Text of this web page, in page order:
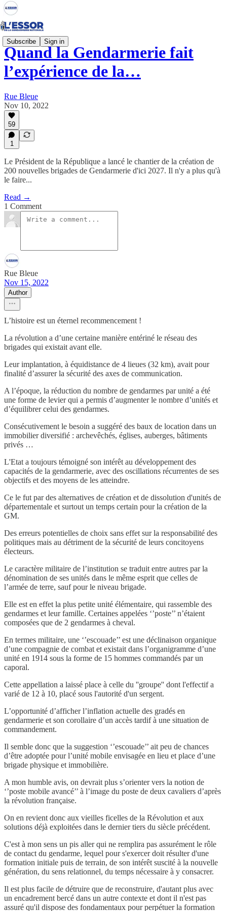
Subscribe Sign in
Quand la Gendarmerie fait
l’expérience de la…
Rue Bleue
Nov 10, 2022
59
1
Le Président de la République a lancé le chantier de la création de
200 nouvelles brigades de Gendarmerie d'ici 2027. Il n'y a plus qu'à
le faire...
Read →
1 Comment
Rue Bleue
Nov 15, 2022
Author
L’histoire est un éternel recommencement !
La révolution a d’une certaine manière entériné le réseau des
brigades qui existait avant elle.
Leur implantation, à équidistance de 4 lieues (32 km), avait pour
finalité d’assurer la sécurité des axes de communication.
A l’époque, la réduction du nombre de gendarmes par unité a été
une forme de levier qui a permis d’augmenter le nombre d’unités et
d’équilibrer celui des gendarmes.
Consécutivement le besoin a suggéré des baux de location dans un
immobilier diversifié : archevêchés, églises, auberges, bâtiments
privés …
L'Etat a toujours témoigné son intérêt au développement des
capacités de la gendarmerie, avec des oscillations récurrentes de ses
objectifs et des moyens de les atteindre.
Ce le fut par des alternatives de création et de dissolution d'unités de
départementale et surtout un temps certain pour la création de la
GM.
Des erreurs potentielles de choix sans effet sur la responsabilité des
politiques mais au détriment de la sécurité de leurs concitoyens
électeurs.
Le caractère militaire de l’institution se traduit entre autres par la
dénomination de ses unités dans le même esprit que celles de
l’armée de terre, sauf pour le niveau brigade.
Elle est en effet la plus petite unité élémentaire, qui rassemble des
gendarmes et leur famille. Certaines appelées ‘’poste’’ n’étaient
composées que de 2 gendarmes à cheval.
En termes militaire, une ‘’escouade’’ est une déclinaison organique
d’une compagnie de combat et existait dans l’organigramme d’une
unité en 1914 sous la forme de 15 hommes commandés par un
caporal.
Cette appellation a laissé place à celle du ''groupe'' dont l'effectif a
varié de 12 à 10, placé sous l'autorité d'un sergent.
L’opportunité d’afficher l’inflation actuelle des gradés en
gendarmerie et son corollaire d’un accès tardif à une situation de
commandement.
Il semble donc que la suggestion ‘’escouade’’ ait peu de chances
d’être adoptée pour l’unité mobile envisagée en lieu et place d’une
brigade physique et immobilière.
A mon humble avis, on devrait plus s’orienter vers la notion de
‘’poste mobile avancé’’ à l’image du poste de deux cavaliers d’après
la révolution française.
On en revient donc aux vieilles ficelles de la Révolution et aux
solutions déjà exploitées dans le dernier tiers du siècle précédent.
C'est à mon sens un pis aller qui ne remplira pas assurément le rôle
de contact du gendarme, lequel pour s'exercer doit résulter d'une
formation initiale puis de terrain, de son intérêt suscité à la nouvelle
génération, du sens relationnel, du temps nécessaire à y consacrer.
Il est plus facile de détruire que de reconstruire, d'autant plus avec
un encadrement bercé dans un autre contexte et dont il n'est pas
assuré qu'il dispose des fondamentaux pour perpétuer la formation